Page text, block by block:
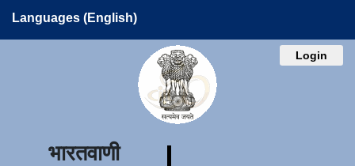
Languages (English)
Login
भारतवाणी